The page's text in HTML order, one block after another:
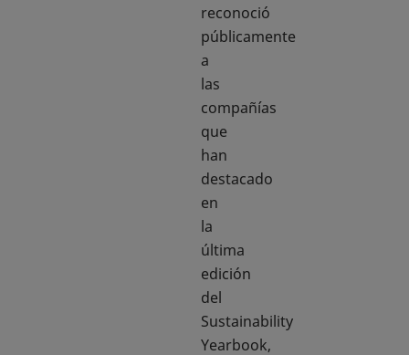
reconoció
públicamente
a
las
compañías
que
han
destacado
en
la
última
edición
del
Sustainability
Yearbook,